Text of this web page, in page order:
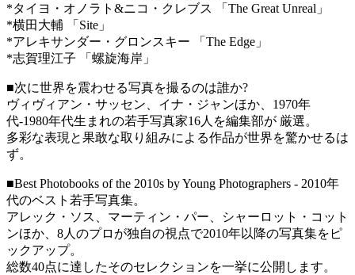
*タイヨ・オノラト&ニコ・クレブス 「The Great Unreal」
*横田大輔 「Site」
*アレキサンダー・グロンスキー 「The Edge」
*志賀理江子 「螺旋海岸」
■次に世界を震わせる写真を撮るのは誰か?
ヴィヴィアン・サッセン、イナ・ジャンほか、1970年
代-1980年代生まれの若手写真家16人を編集部が 厳選。
多彩な表現と果敢な取り組みによる作品が世界を驚かせるは
ず。
■Best Photobooks of the 2010s by Young Photographers - 2010年
代のベスト若手写真集。
アレック・ソス、マーティン・パー、シャーロット・コット
ンほか、8人のプロが独自の視点で2010年以降の写真集をピ
ックアップ。
総数40点に達したそのセレクションを一挙に公開します。